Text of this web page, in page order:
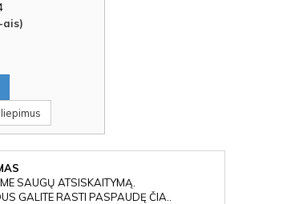
ais)
SAUGŲ ATSISKAITYMĄ.
GALITE RASTI PASPAUDĘ ČIA..